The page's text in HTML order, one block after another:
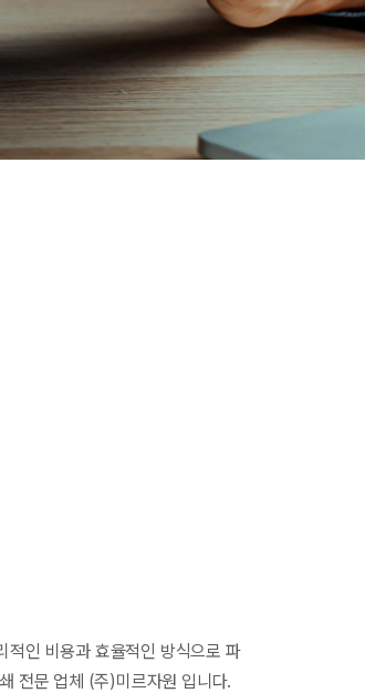
적인 비용과 효율적인 방식으로 파
전문 업체 (주)미르자원 입니다.